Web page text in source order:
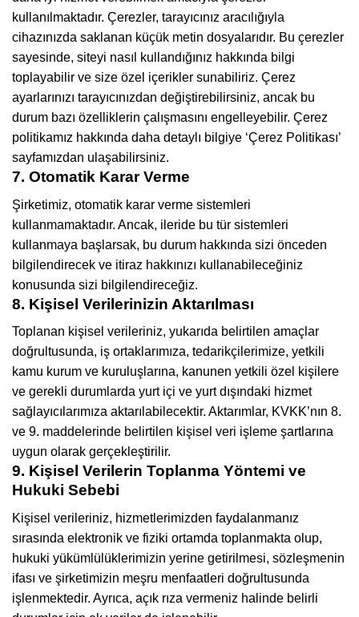
kullanılmaktadır. Çerezler, tarayıcınız aracılığıyla
cihazınızda saklanan küçük metin dosyalarıdır. Bu çerezler
sayesinde, siteyi nasıl kullandığınız hakkında bilgi
toplayabilir ve size özel içerikler sunabiliriz. Çerez
ayarlarınızı tarayıcınızdan değiştirebilirsiniz, ancak bu
durum bazı özelliklerin çalışmasını engelleyebilir. Çerez
politikamız hakkında daha detaylı bilgiye ‘Çerez Politikası’
sayfamızdan ulaşabilirsiniz.
7. Otomatik Karar Verme
Şirketimiz, otomatik karar verme sistemleri
kullanmamaktadır. Ancak, ileride bu tür sistemleri
kullanmaya başlarsak, bu durum hakkında sizi önceden
bilgilendirecek ve itiraz hakkınızı kullanabileceğiniz
konusunda sizi bilgilendireceğiz.
8. Kişisel Verilerinizin Aktarılması
Toplanan kişisel verileriniz, yukarıda belirtilen amaçlar
doğrultusunda, iş ortaklarımıza, tedarikçilerimize, yetkili
kamu kurum ve kuruluşlarına, kanunen yetkili özel kişilere
ve gerekli durumlarda yurt içi ve yurt dışındaki hizmet
sağlayıcılarımıza aktarılabilecektir. Aktarımlar, KVKK’nın 8.
ve 9. maddelerinde belirtilen kişisel veri işleme şartlarına
uygun olarak gerçekleştirilir.
9. Kişisel Verilerin Toplanma Yöntemi ve
Hukuki Sebebi
Kişisel verileriniz, hizmetlerimizden faydalanmanız
sırasında elektronik ve fiziki ortamda toplanmakta olup,
hukuki yükümlülüklerimizin yerine getirilmesi, sözleşmenin
ifası ve şirketimizin meşru menfaatleri doğrultusunda
işlenmektedir. Ayrıca, açık rıza vermeniz halinde belirli